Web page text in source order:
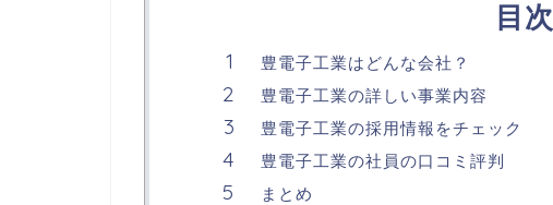
目次
豊電子工業はどんな会社？
豊電子工業の詳しい事業内容
豊電子工業の採用情報をチェック
豊電子工業の社員の口コミ評判
まとめ